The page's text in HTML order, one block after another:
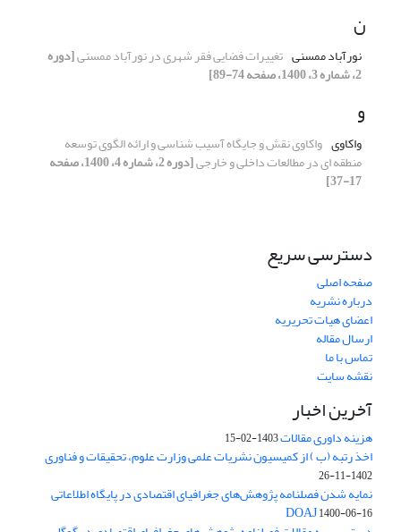
ن
نورآباد ممسنی تغییرات فضایی فقر شهری در نورآباد ممسنی[دوره
2، شماره 3، 1400، صفحه 74-89]
و
واکاوی واکاوی نقش و جایگاه آسیب شناسی و ارائه الگوی توسعه
منطقه ای در مطالعات داخلی و خارجی [دوره 2، شماره 4، 1400، صفحه
17-37]
دسترسی سریع
صفحه اصلی
درباره نشریه
اعضای هیات تحریریه
ارسال مقاله
تماس با ما
نقشه سایت
آخرین اخبار
هزینه داوری مقالات1403-02-15
اخذ رتبه (ب ) از کمیسیون نشریات علمی وزارت علوم، تحقیقات و فناوری
1402-11-26
نمایه شدن فصلنامه پژوهش‌های جغرافیای اقتصادی در پایگاه اطلاعاتی
DOAJ1400-06-16